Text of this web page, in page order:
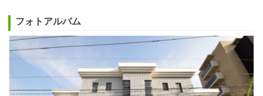
フォトアルバム